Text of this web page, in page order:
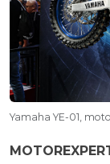
Yamaha YE-01,